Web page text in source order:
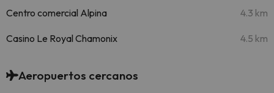
Centro comercial Alpina 4.3 km
Casino Le Royal Chamonix 4.5 km
Aeropuertos cercanos